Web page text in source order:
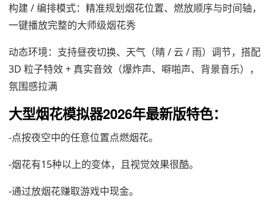
构建 / 编排模式：精准规划烟花位置、燃放顺序与时间轴，
一键播放完整的大师级烟花秀
动态环境：支持昼夜切换、天气（晴 / 云 / 雨）调节，搭配
3D 粒子特效 + 真实音效（爆炸声、噼啪声、背景音乐），
氛围感拉满
大型烟花模拟器2026年最新版特色：
-点按夜空中的任意位置点燃烟花。
-烟花有15种以上的变体，且视觉效果很酷。
-通过放烟花赚取游戏中现金。